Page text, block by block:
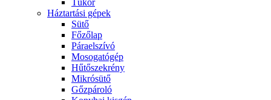
Tükör
Háztartási gépek
Sütő
Főzőlap
Páraelszívó
Mosogatógép
Hűtőszekrény
Mikrósütő
Gőzpároló